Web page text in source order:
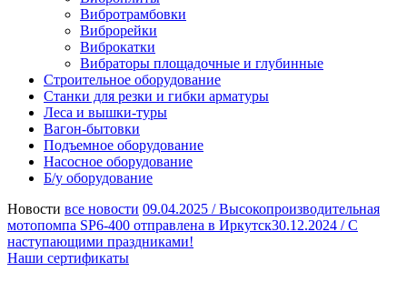
Вибротрамбовки
Виброрейки
Виброкатки
Вибраторы площадочные и глубинные
Строительное оборудование
Станки для резки и гибки арматуры
Леса и вышки-туры
Вагон-бытовки
Подъемное оборудование
Насосное оборудование
Б/у оборудование
Новости все новости 09.04.2025 /Высокопроизводительная
мотопомпа SP6-400 отправлена в Иркутск30.12.2024 /С
наступающими праздниками!
Наши сертификаты